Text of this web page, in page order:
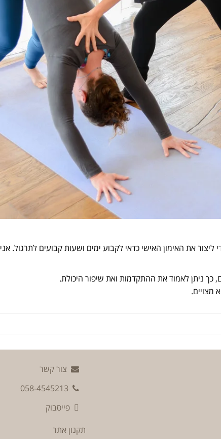
את האימון האישי כדאי לקבוע ימים ושעות קבועים לתרגול.
כך ניתן לאמוד את ההתקדמות ואת שיפור היכולת.
מצויים.
צור קשר
058-4545213
פייסבוק
תקנון אתר